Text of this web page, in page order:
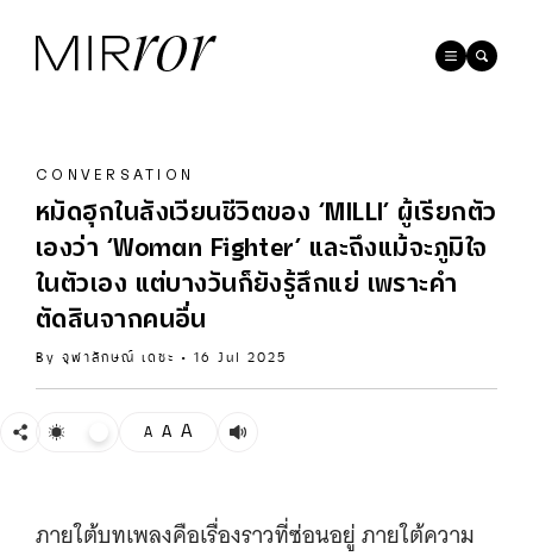
CONVERSATION
หมัดฮุกในสังเวียนชีวิตของ ‘MILLI’ ผู้เรียกตัว
เองว่า ‘Woman Fighter’ และถึงแม้จะภูมิใจ
ในตัวเอง แต่บางวันก็ยังรู้สึกแย่ เพราะคำ
ตัดสินจากคนอื่น
By จุฬาลักษณ์ เดชะ • 16 Jul 2025
A A A
ภายใต้บทเพลงคือเรื่องราวที่ซ่อนอยู่ ภายใต้ความ